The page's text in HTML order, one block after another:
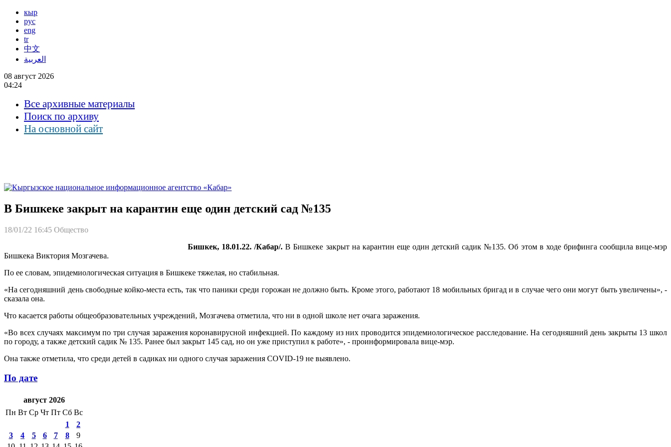
кыр
рус
eng
tr
中文
العربية
08 август 2026
04:24
Все архивные материалы
Поиск по архиву
На основной сайт
В Бишкеке закрыт на карантин еще один детский сад №135
18/01/22 16:45 Общество
Бишкек, 18.01.22. /Кабар/. В Бишкеке закрыт на карантин еще один детский садик №135. Об этом в ходе брифинга сообщила вице-мэр
Бишкека Виктория Мозгачева.
По ее словам, эпидемиологическая ситуация в Бишкеке тяжелая, но стабильная.
«На сегодняшний день свободные койко-места есть, так что паники среди горожан не должно быть. Кроме этого, работают 18 мобильных бригад и в случае чего они могут быть увеличены», -
сказала она.
Что касается работы общеобразовательных учреждений, Мозгачева отметила, что ни в одной школе нет очага заражения.
«Во всех случаях максимум по три случая заражения коронавирусной инфекцией. По каждому из них проводится эпидемиологическое расследование. На сегодняшний день закрыты 13 школ
по городу, а также детский садик № 135. Ранее был закрыт 145 сад, но он уже приступил к работе», - проинформировала вице-мэр.
Она также отметила, что среди детей в садиках ни одного случая заражения COVID-19 не выявлено.
По дате
август 2026
Пн Вт Ср Чт Пт Сб Вс
1
2
3
4 5 6 7 8
9